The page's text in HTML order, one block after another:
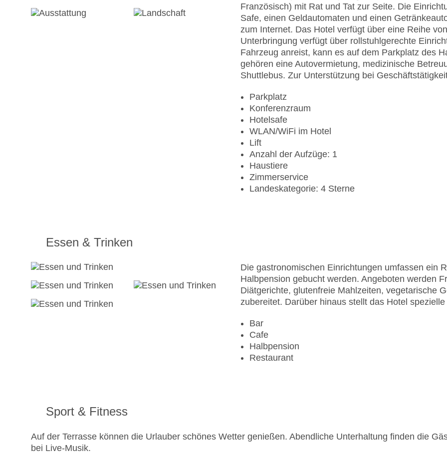
Französisch) mit Rat und Tat zur Seite. Die
Safe, einen Geldautomaten und einen
zum Internet. Das Hotel verfügt über eine Reihe
Unterbringung verfügt über rollstuhlgerechte
Fahrzeug anreist, kann es auf dem Parkplatz des
gehören eine Autovermietung, medizinische
Shuttlebus. Zur Unterstützung bei
Parkplatz
Konferenzraum
Hotelsafe
WLAN/WiFi im Hotel
Lift
Anzahl der Aufzüge: 1
Haustiere
Zimmerservice
Landeskategorie: 4 Sterne
Essen & Trinken
Die gastronomischen Einrichtungen umfassen ein
Halbpension gebucht werden. Angeboten werden
Diätgerichte, glutenfreie Mahlzeiten, vegetarische
zubereitet. Darüber hinaus stellt das Hotel
Bar
Cafe
Halbpension
Restaurant
Sport & Fitness
Auf der Terrasse können die Urlauber schönes Wetter genießen. Abendliche Unterhaltung finden die
bei Live-Musik.